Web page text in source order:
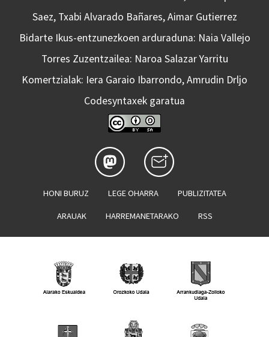
Saez, Txabi Alvarado Bañares, Aimar Gutierrez
Bidarte Ikus-entzunezkoen arduraduna: Naia Vallejo
Torres Zuzentzailea: Naroa Salazar Yarritu
Komertzialak: Iera Garaio Ibarrondo, Amrudin Drljo
Codesyntaxek garatua
HONI BURUZ LEGE OHARRA PUBLIZITATEA
ARAUAK HARREMANETARAKO RSS